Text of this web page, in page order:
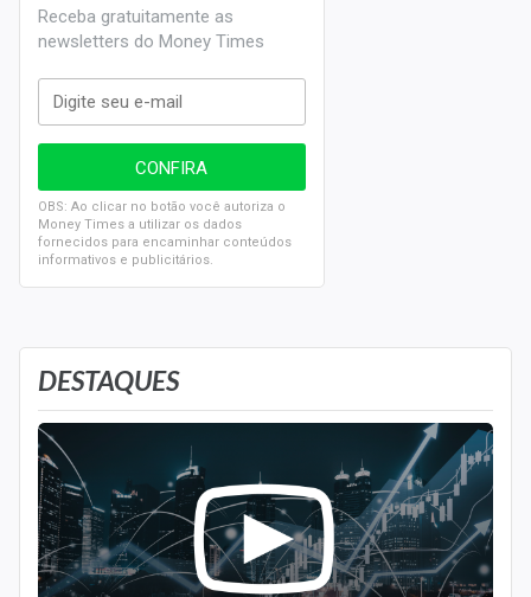
DESTAQUES
Receba gratuitamente as
newsletters do Money Times
OBS: Ao clicar no botão você autoriza o
Money Times a utilizar os dados
fornecidos para encaminhar conteúdos
informativos e publicitários.